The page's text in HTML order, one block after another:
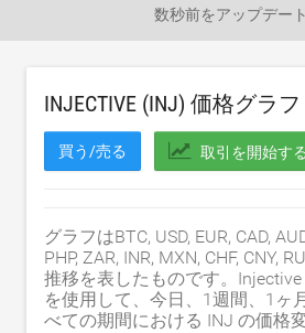
数秒前をアップデー
INJECTIVE (INJ) 価格グラフ
買う/売る 取引を開始する
グラフはBTC, USD, EUR, CAD,
PHP, ZAR, INR, MXN, CHF, CNY,
推移を表したものです。
を使用して、今日、1週間、1ヶ
べての期間における INJ の価格